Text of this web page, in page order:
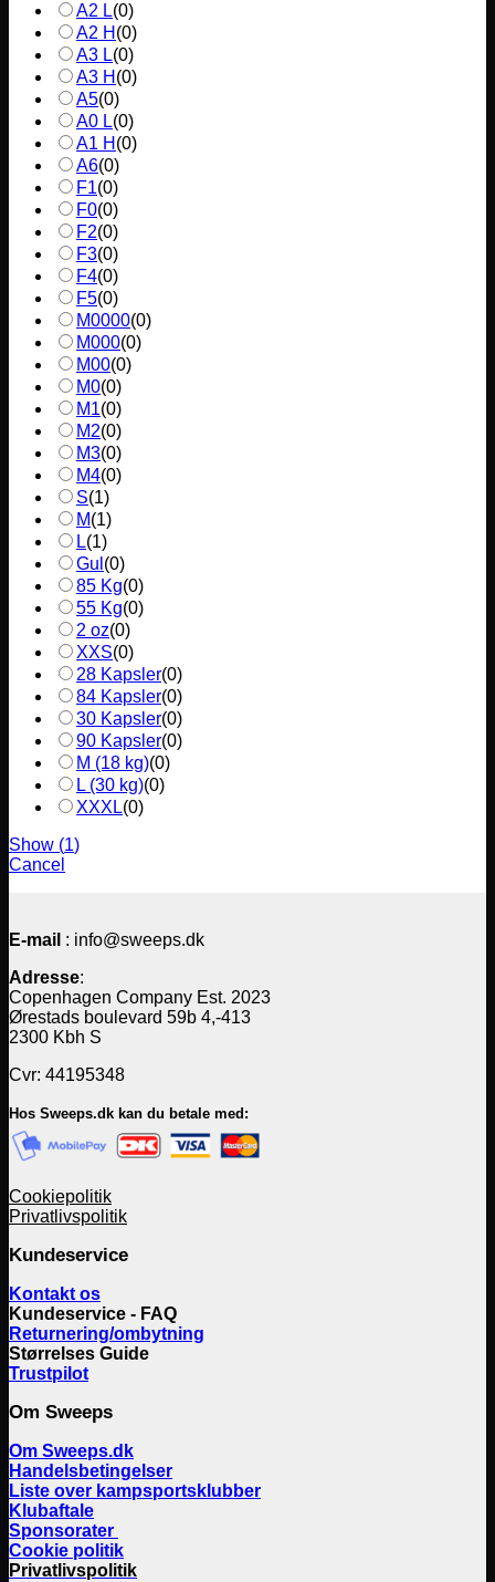
A2 L(0)
A2 H (0)
A3 L(0)
A3 H (0)
A5(0)
A0 L(0)
A1 H (0)
A6(0)
F1(0)
F0(0)
F2(0)
F3(0)
F4(0)
F5(0)
M0000(0)
M000(0)
M00(0)
M0(0)
M1(0)
M2(0)
M3(0)
M4(0)
S(1)
M(1)
L(1)
Gul (0)
85 Kg(0)
55 Kg(0)
2 oz(0)
XXS(0)
28 Kapsler(0)
84 Kapsler(0)
30 Kapsler(0)
90 Kapsler(0)
M (18 kg)(0)
L (30 kg)(0)
XXXL(0)
Show (1)
Cancel
E-mail : info@sweeps.dk
Adresse:
Copenhagen Company Est. 2023
Ørestads boulevard 59b 4,-413
2300 Kbh S
Cvr: 44195348
Hos Sweeps.dk kan du betale med:
Cookiepolitik
Privatlivspolitik
Kundeservice
Kontakt os
Kundeservice - FAQ
Returnering/ombytning
Størrelses Guide
Trustpilot
Om Sweeps
Om Sweeps.dk
Handelsbetingelser
Liste over kampsportsklubber
Klubaftale
Sponsorater
Cookie politik
Privatlivspolitik